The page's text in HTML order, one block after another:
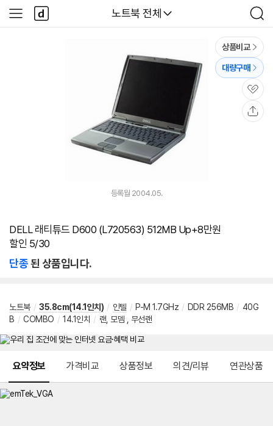
다나와
노트북 전체
검
색
사
이
다
나
와
상품비교
대량구매
관
심
등록월 2004.05.
DELL 래티튜드 D600 (L720563) 512MB Up+8만원
할인 5/30
단종된 상품입니다.
노트북 / 35.8cm(14.1인치) / 인텔 / P-M 1.7GHz / DDR 256MB / 40G
B / COMBO / 14.1인치 / 랜, 모뎀 , 무선랜
요약정보 가격비교 상품정보 의견/리뷰 연관상품